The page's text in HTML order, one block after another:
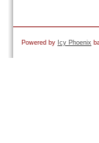
Powered by Icy Phoenix